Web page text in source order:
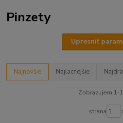
Pinzety
Upresniť
Najnovšie Najlacnejšie
Zobrazujem 1-
strana